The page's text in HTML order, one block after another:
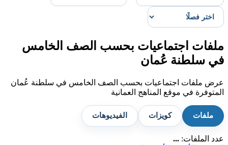
ملفات اجتماعيات بحسب الصف الخامس
في سلطنة عُمان
عرض ملفات اجتماعيات بحسب الصف الخامس في سلطنة عُمان
المتوفرة في موقع المناهج العمانية
ملفات كويزات الفيديوهات
عدد الملفات: ...